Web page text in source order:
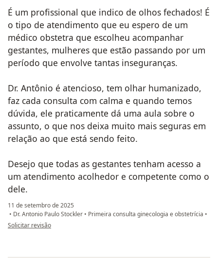
É um profissional que indico de olhos fechados! É
o tipo de atendimento que eu espero de um
médico obstetra que escolheu acompanhar
gestantes, mulheres que estão passando por um
período que envolve tantas inseguranças.
Dr. Antônio é atencioso, tem olhar humanizado,
faz cada consulta com calma e quando temos
dúvida, ele praticamente dá uma aula sobre o
assunto, o que nos deixa muito mais seguras em
relação ao que está sendo feito.
Desejo que todas as gestantes tenham acesso a
um atendimento acolhedor e competente como o
dele.
11 de setembro de 2025
• Dr. Antonio Paulo Stockler • Primeira consulta ginecologia e obstetrícia •
na opinião do utilizador Suzana Fortuna
Solicitar revisão